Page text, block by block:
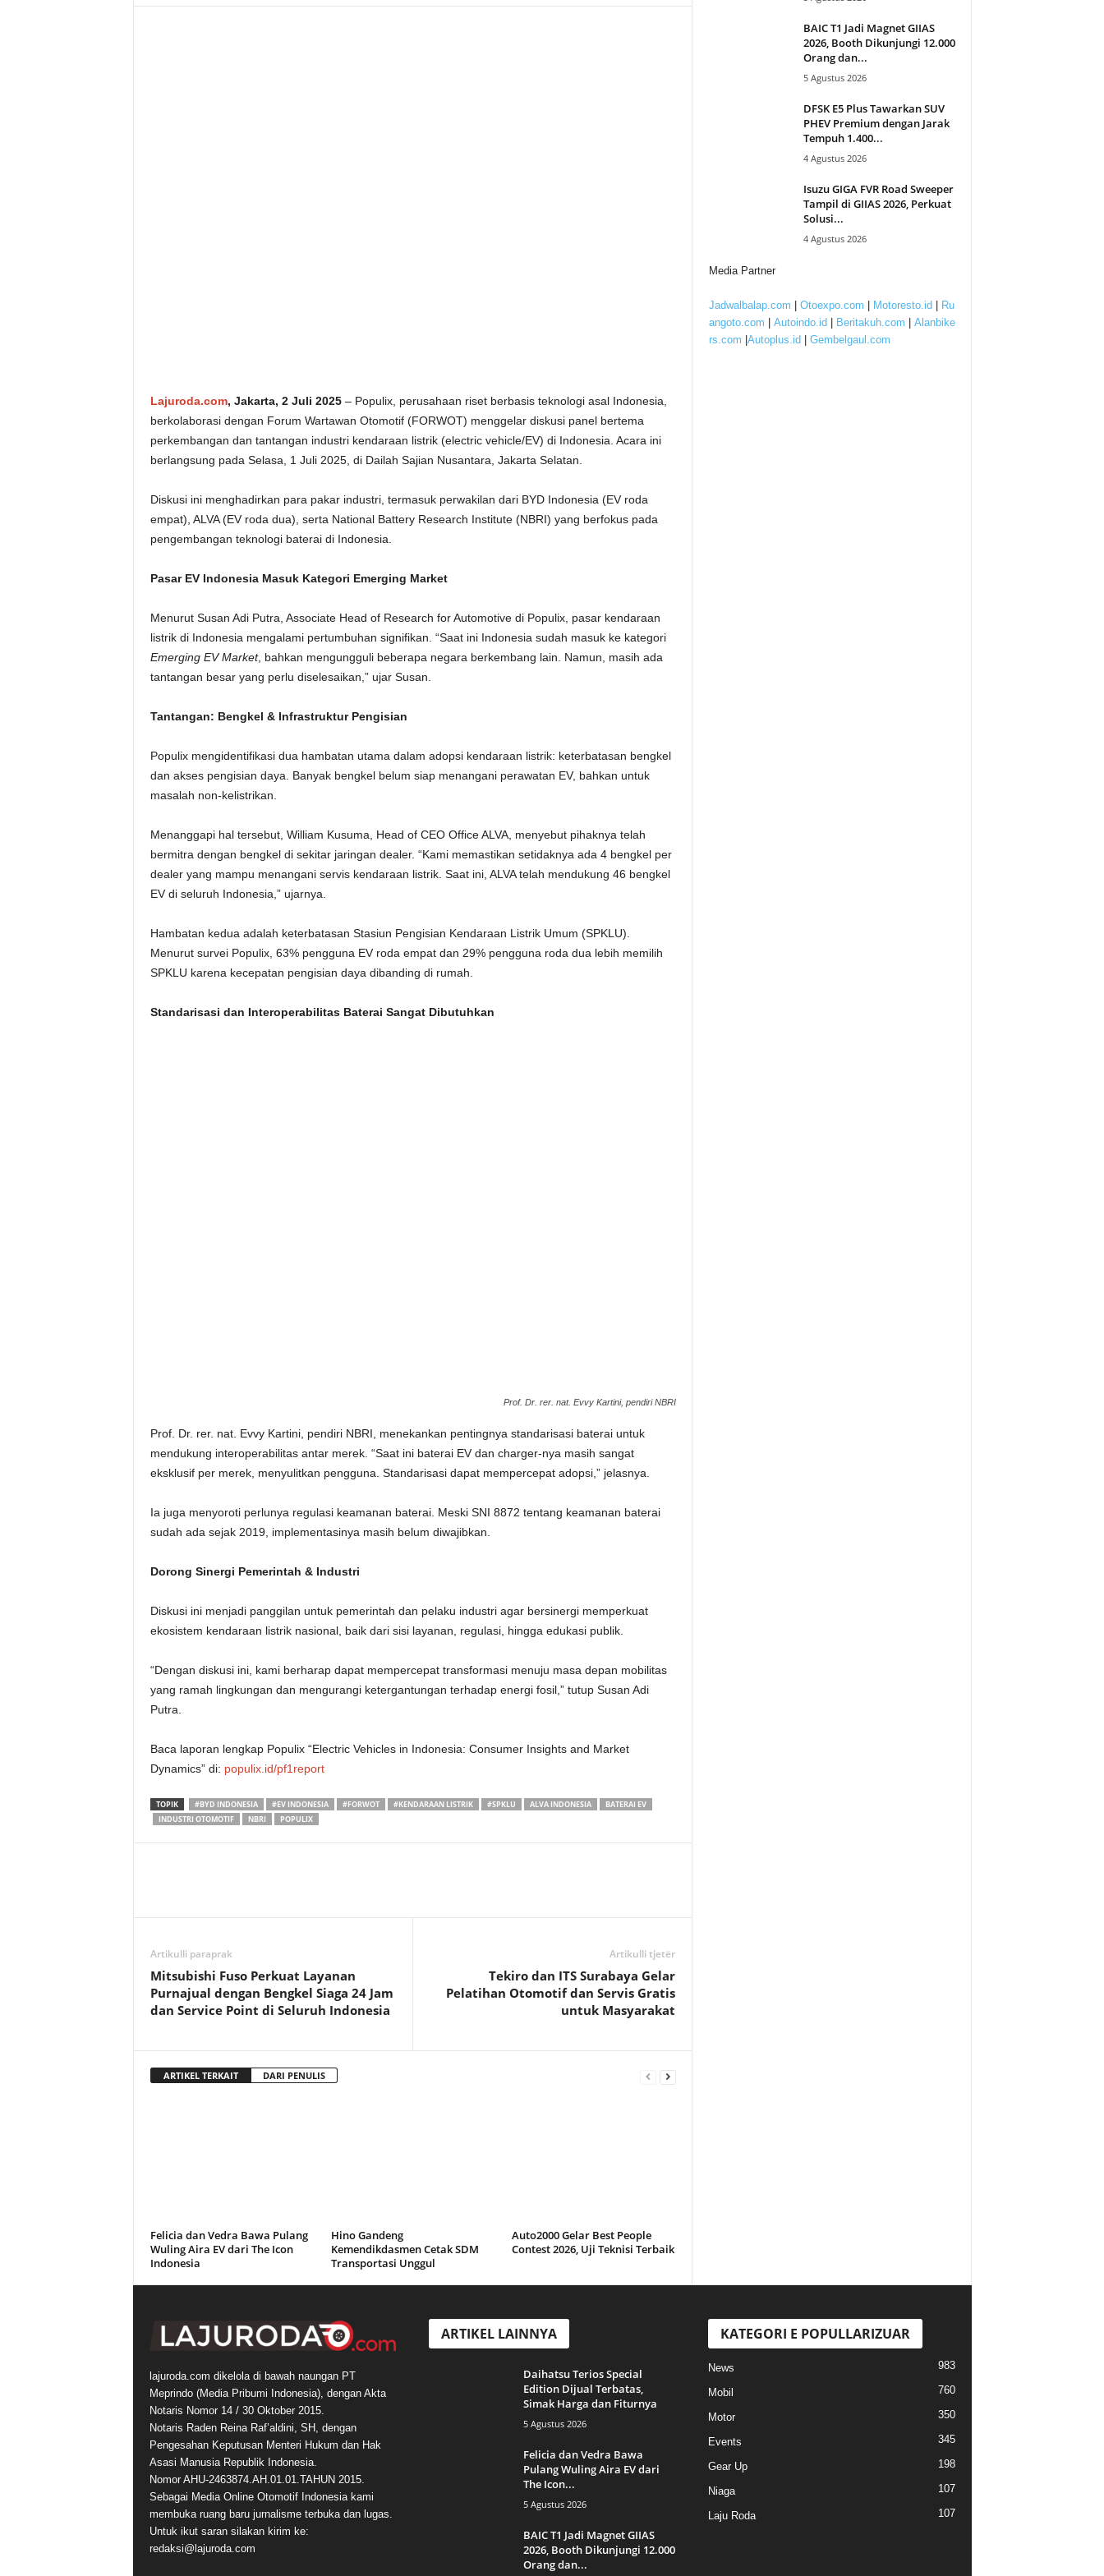
Lajuroda.com, Jakarta, 2 Juli 2025– Populix, perusahaan riset berbasis teknologi asal Indonesia,
berkolaborasi dengan Forum Wartawan Otomotif (FORWOT) menggelar diskusi panel bertema
perkembangan dan tantangan industri kendaraan listrik (electric vehicle/EV) di Indonesia. Acara ini
berlangsung pada Selasa, 1 Juli 2025, di Dailah Sajian Nusantara, Jakarta Selatan.
Diskusi ini menghadirkan para pakar industri, termasuk perwakilan dari BYD Indonesia (EV roda
empat), ALVA (EV roda dua), serta National Battery Research Institute (NBRI) yang berfokus pada
pengembangan teknologi baterai di Indonesia.
Pasar EV Indonesia Masuk Kategori Emerging Market
Menurut Susan Adi Putra, Associate Head of Research for Automotive di Populix, pasar kendaraan
listrik di Indonesia mengalami pertumbuhan signifikan. “Saat ini Indonesia sudah masuk ke kategori
Emerging EV Market, bahkan mengungguli beberapa negara berkembang lain. Namun, masih ada
tantangan besar yang perlu diselesaikan,” ujar Susan.
Tantangan: Bengkel & Infrastruktur Pengisian
Populix mengidentifikasi dua hambatan utama dalam adopsi kendaraan listrik: keterbatasan bengkel
dan akses pengisian daya. Banyak bengkel belum siap menangani perawatan EV, bahkan untuk
masalah non-kelistrikan.
Menanggapi hal tersebut, William Kusuma, Head of CEO Office ALVA, menyebut pihaknya telah
bermitra dengan bengkel di sekitar jaringan dealer. “Kami memastikan setidaknya ada 4 bengkel per
dealer yang mampu menangani servis kendaraan listrik. Saat ini, ALVA telah mendukung 46 bengkel
EV di seluruh Indonesia,” ujarnya.
Hambatan kedua adalah keterbatasan Stasiun Pengisian Kendaraan Listrik Umum (SPKLU).
Menurut survei Populix, 63% pengguna EV roda empat dan 29% pengguna roda dua lebih memilih
SPKLU karena kecepatan pengisian daya dibanding di rumah.
Standarisasi dan Interoperabilitas Baterai Sangat Dibutuhkan
Prof. Dr. rer. nat. Evvy Kartini, pendiri NBRI
Prof. Dr. rer. nat. Evvy Kartini, pendiri NBRI, menekankan pentingnya standarisasi baterai untuk
mendukung interoperabilitas antar merek. “Saat ini baterai EV dan charger-nya masih sangat
eksklusif per merek, menyulitkan pengguna. Standarisasi dapat mempercepat adopsi,” jelasnya.
Ia juga menyoroti perlunya regulasi keamanan baterai. Meski SNI 8872 tentang keamanan baterai
sudah ada sejak 2019, implementasinya masih belum diwajibkan.
Dorong Sinergi Pemerintah & Industri
Diskusi ini menjadi panggilan untuk pemerintah dan pelaku industri agar bersinergi memperkuat
ekosistem kendaraan listrik nasional, baik dari sisi layanan, regulasi, hingga edukasi publik.
“Dengan diskusi ini, kami berharap dapat mempercepat transformasi menuju masa depan mobilitas
yang ramah lingkungan dan mengurangi ketergantungan terhadap energi fosil,” tutup Susan Adi
Putra.
Baca laporan lengkap Populix “Electric Vehicles in Indonesia: Consumer Insights and Market
Dynamics” di: populix.id/pf1report
TOPIK #BYD INDONESIA #EV INDONESIA #FORWOT #KENDARAAN LISTRIK #SPKLU ALVA INDONESIA
BATERAI EV
INDUSTRI OTOMOTIF
NBRI POPULIX
Artikulli paraprak
Mitsubishi Fuso Perkuat Layanan
Purnajual dengan Bengkel Siaga 24 Jam
dan Service Point di Seluruh Indonesia
Artikulli tjetër
Tekiro dan ITS Surabaya Gelar
Pelatihan Otomotif dan Servis Gratis
untuk Masyarakat
ARTIKEL TERKAIT DARI PENULIS
Felicia dan Vedra Bawa Pulang
Wuling Aira EV dari The Icon
Indonesia
Hino Gandeng
Kemendikdasmen Cetak SDM
Transportasi Unggul
Auto2000 Gelar Best People
Contest 2026, Uji Teknisi Terbaik
BAIC T1 Jadi Magnet GIIAS
2026, Booth Dikunjungi 12.000
Orang dan...
5 Agustus 2026
DFSK E5 Plus Tawarkan SUV
PHEV Premium dengan Jarak
Tempuh 1.400...
4 Agustus 2026
Isuzu GIGA FVR Road Sweeper
Tampil di GIIAS 2026, Perkuat
Solusi...
4 Agustus 2026
Media Partner
Jadwalbalap.com Otoexpo.com Motoresto.id
Ru
angoto.com
Autoindo.id Beritakuh.com
Alanbike
rs.com Autoplus.id Gembelgaul.com
lajuroda.com dikelola di bawah naungan PT
Meprindo (Media Pribumi Indonesia), dengan Akta
Notaris Nomor 14 / 30 Oktober 2015.
Notaris Raden Reina Raf’aldini, SH, dengan
Pengesahan Keputusan Menteri Hukum dan Hak
Asasi Manusia Republik Indonesia.
Nomor AHU-2463874.AH.01.01.TAHUN 2015.
Sebagai Media Online Otomotif Indonesia kami
membuka ruang baru jurnalisme terbuka dan lugas.
Untuk ikut saran silakan kirim ke:
redaksi@lajuroda.com
ARTIKEL LAINNYA
Daihatsu Terios Special
Edition Dijual Terbatas,
Simak Harga dan Fiturnya
5 Agustus 2026
Felicia dan Vedra Bawa
Pulang Wuling Aira EV dari
The Icon...
5 Agustus 2026
BAIC T1 Jadi Magnet GIIAS
2026, Booth Dikunjungi 12.000
Orang dan...
KATEGORI E POPULLARIZUAR
News 983
Mobil 760
Motor 350
Events 345
Gear Up 198
Niaga 107
Laju Roda 107